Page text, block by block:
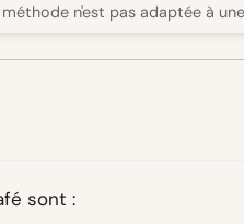
n'est pas adaptée à
sont :